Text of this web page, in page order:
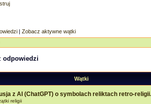
| Zobacz aktywne wątki
odpowiedzi
Wątki
z AI (ChatGPT) o symbolach reliktach retro-religii.
religii